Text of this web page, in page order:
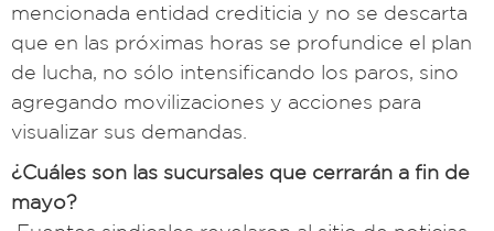
mencionada entidad crediticia y no se descarta
que en las próximas horas se profundice el plan
de lucha, no sólo intensificando los paros, sino
agregando movilizaciones y acciones para
visualizar sus demandas.
¿Cuáles son las sucursales que cerrarán a fin de
mayo?